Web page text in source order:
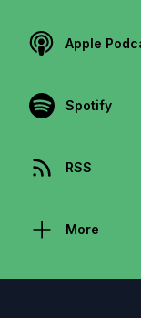
Apple
Spotify
RSS
More